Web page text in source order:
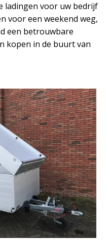
ladingen voor uw bedrijf
voor een weekend weg,
een betrouwbare
kopen in de buurt van